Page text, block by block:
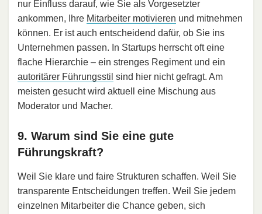
nur Einfluss darauf, wie Sie als Vorgesetzter
ankommen, Ihre Mitarbeiter motivieren und mitnehmen
können. Er ist auch entscheidend dafür, ob Sie ins
Unternehmen passen. In Startups herrscht oft eine
flache Hierarchie – ein strenges Regiment und ein
autoritärer Führungsstil sind hier nicht gefragt. Am
meisten gesucht wird aktuell eine Mischung aus
Moderator und Macher.
9. Warum sind Sie eine gute
Führungskraft?
Weil Sie klare und faire Strukturen schaffen. Weil Sie
transparente Entscheidungen treffen. Weil Sie jedem
einzelnen Mitarbeiter die Chance geben, sich